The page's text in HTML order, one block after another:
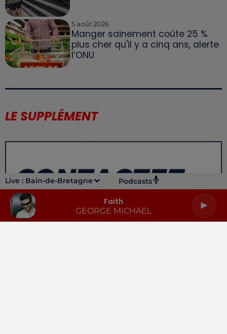
Live : Bain-de-Bretagne Podcasts
Faith
GEORGE MICHAEL
5 août 2026
Manger sainement coûte 25 %
plus cher qu'il y a cinq ans, alerte
l’ONU
LE SUPPLÉMENT